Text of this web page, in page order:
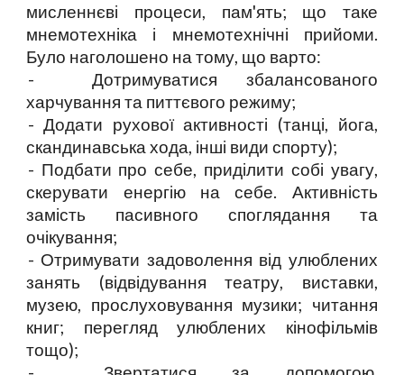
мисленнєві процеси, пам'ять; що таке
мнемотехніка і мнемотехнічні прийоми.
Було наголошено на тому, що варто:
- Дотримуватися збалансованого
харчування та питтєвого режиму;
- Додати рухової активності (танці, йога,
скандинавська хода, інші види спорту);
- Подбати про себе, приділити собі увагу,
скерувати енергію на себе. Активність
замість пасивного споглядання та
очікування;
- Отримувати задоволення від улюблених
занять (відвідування театру, виставки,
музею, прослуховування музики; читання
книг; перегляд улюблених кінофільмів
тощо);